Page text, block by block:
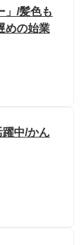
」/髪色も
めの始業
中/かん